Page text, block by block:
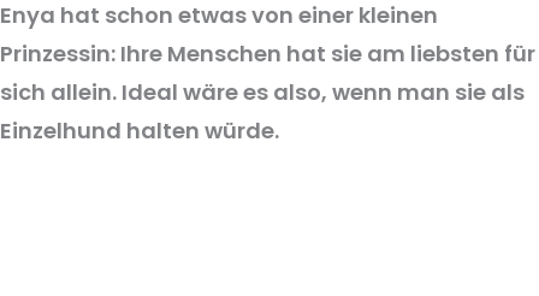
Enya hat schon etwas von einer kleinen
Prinzessin: Ihre Menschen hat sie am liebsten für
sich allein. Ideal wäre es also, wenn man sie als
Einzelhund halten würde.